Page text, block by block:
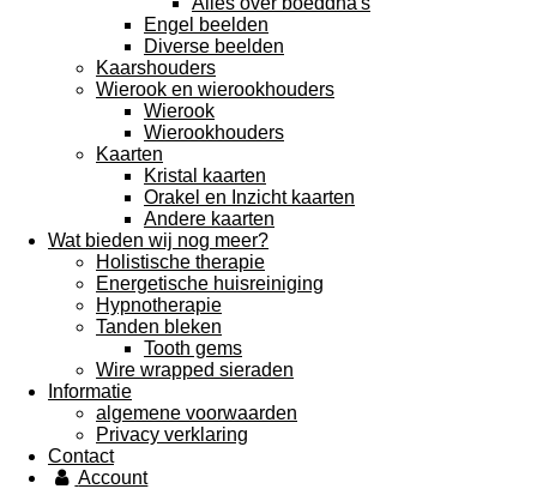
Engel beelden
Diverse beelden
Kaarshouders
Wierook en wierookhouders
Wierook
Wierookhouders
Kaarten
Kristal kaarten
Orakel en Inzicht kaarten
Andere kaarten
Wat bieden wij nog meer?
Holistische therapie
Energetische huisreiniging
Hypnotherapie
Tanden bleken
Tooth gems
Wire wrapped sieraden
Informatie
algemene voorwaarden
Privacy verklaring
Contact
Account